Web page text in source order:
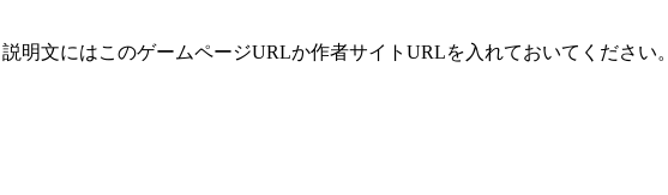
明文にはこのゲームページURLか作者サイトURLを入れておいてください。